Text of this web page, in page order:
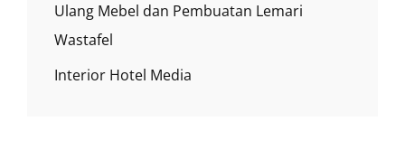
Ulang Mebel dan Pembuatan Lemari
Wastafel
Interior Hotel Media